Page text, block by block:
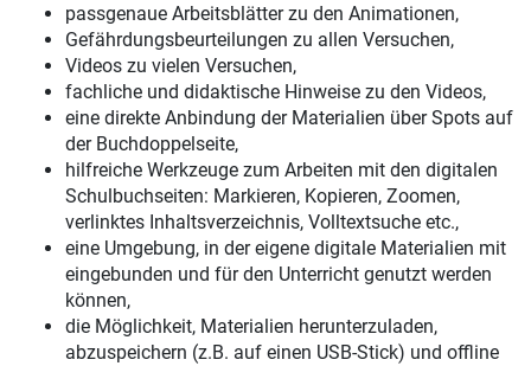
passgenaue Arbeitsblätter zu den Animationen,
Gefährdungsbeurteilungen zu allen Versuchen,
Videos zu vielen Versuchen,
fachliche und didaktische Hinweise zu den Videos,
eine direkte Anbindung der Materialien über Spots auf
der Buchdoppelseite,
hilfreiche Werkzeuge zum Arbeiten mit den digitalen
Schulbuchseiten: Markieren, Kopieren, Zoomen,
verlinktes Inhaltsverzeichnis, Volltextsuche etc.,
eine Umgebung, in der eigene digitale Materialien mit
eingebunden und für den Unterricht genutzt werden
können,
die Möglichkeit, Materialien herunterzuladen,
abzuspeichern (z.B. auf einen USB-Stick) und offline